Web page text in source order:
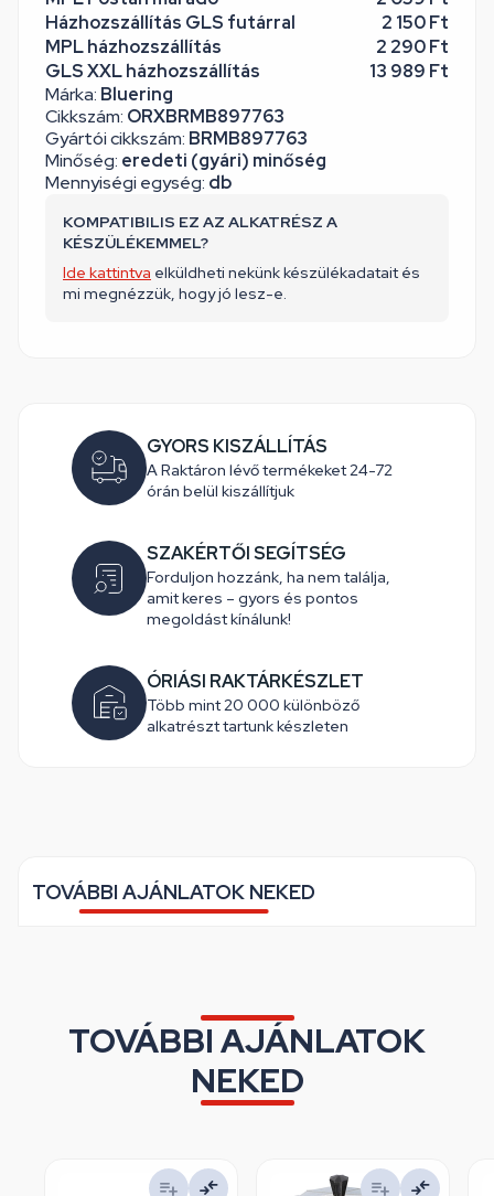
Márka: Bluering
Cikkszám: ORXBRMB897763
Gyártói cikkszám: BRMB897763
Minőség: eredeti (gyári) minőség
Mennyiségi egység: db
Házhozszállítás GLS futárral
2 150 Ft
MPL házhozszállítás
2 290 Ft
GLS XXL házhozszállítás
13 989 Ft
KOMPATIBILIS EZ AZ ALKATRÉSZ A
KÉSZÜLÉKEMMEL?
Ide kattintva elküldheti nekünk készülékadatait és
mi megnézzük, hogy jó lesz-e.
GYORS KISZÁLLÍTÁS
A Raktáron lévő termékeket 24-72
órán belül kiszállítjuk
SZAKÉRTŐI SEGÍTSÉG
Forduljon hozzánk, ha nem találja,
amit keres – gyors és pontos
megoldást kínálunk!
ÓRIÁSI RAKTÁRKÉSZLET
Több mint 20 000 különböző
alkatrészt tartunk készleten
TOVÁBBI AJÁNLATOK NEKED
TOVÁBBI AJÁNLATOK
NEKED